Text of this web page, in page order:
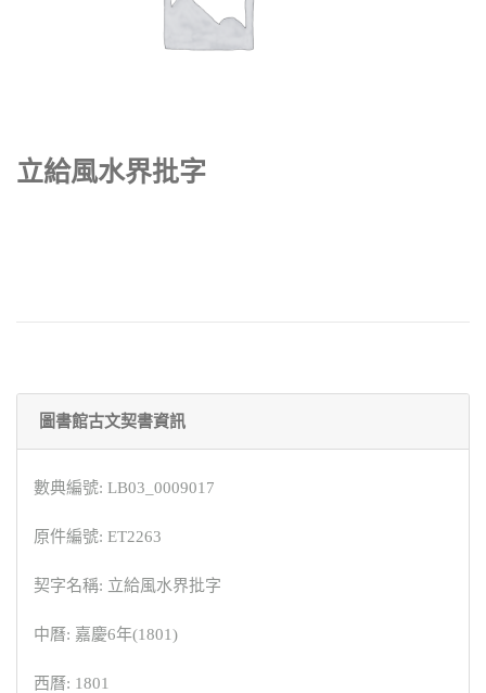
立給風水界批字
圖書館古文契書資訊
數典編號: LB03_0009017
原件編號: ET2263
契字名稱: 立給風水界批字
中曆: 嘉慶6年(1801)
西曆: 1801